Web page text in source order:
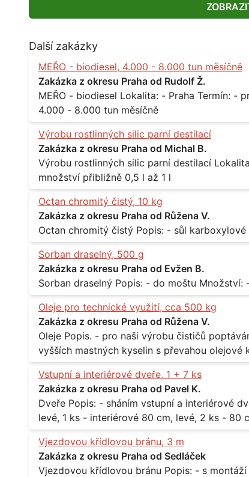
Další zakázky
MEŘO - biodiesel, 4.000 - 8.000 tun měsíčně
Zakázka z okresu Praha od Rudolf Ž.
MEŘO - biodiesel Lokalita: - Praha Termín: - průběžně, minimálně roční kontrakt Množství: -
4.000 - 8.000 tun měsíčně
Výrobu rostlinných silic parní destilací
Zakázka z okresu Praha od Michal B.
Výrobu rostlinných silic parní destilací Lokalita: - celá ČR Množství: - pravidelné odběry v
množství přibližně 0,5 l až 1 l
Octan chromitý čistý, 10 kg
Zakázka z okresu Praha od Růžena V.
Sorban draselný, 500 g
Zakázka z okresu Praha od Evžen B.
Oleje pro technické využití, cca 500 kg
Zakázka z okresu Praha od Růžena V.
Oleje Popis. - pro naši výrobu čističů poptáváme dodávku olejů - konkrétně se jedná o směs
vyšších mastných kyselin s převahou
při 20°C - cca 870 kg / m3 Balení: - po 190 kg v sudu Množství: - cca 500 kg - roční spotřeba
Lokalita: - Praha
Vstupní a interiérové dveře, 1 + 7 ks
Zakázka z okresu Praha od Pavel K.
Dveře Popis: - sháním vstupní a interiérové dveře pro byt Rozměr a počet: - vstupní 80 cm,
levé, 1 ks - interiérové 80 cm, levé, 2 ks - 80 cm,
Praha 10
Vjezdovou křídlovou bránu, 3 m
Zakázka z okresu Praha od Sedláček
Vjezdovou křídlovou bránu Popis: - s montáží - možná i s motory, záleží na ceně - potřebuji to